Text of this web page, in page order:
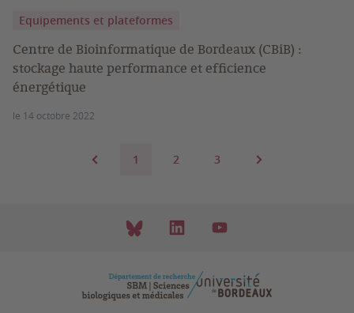
Equipements et plateformes
Centre de Bioinformatique de Bordeaux (CBiB) :
stockage haute performance et efficience
énergétique
le 14 octobre 2022
1 2 3